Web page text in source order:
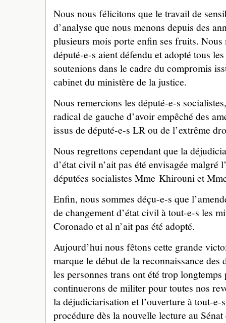
Nous nous félicitons que le travail de
d’analyse que nous menons depuis des
plusieurs mois porte enfin ses fruits. Nous
député-e-s aient défendu et adopté tous
soutenions dans le cadre du compromis
cabinet du ministère de la justice.
Nous remercions les député-e-s
radical de gauche d’avoir empêché des
issus de député-e-s LR ou de l’extrême
Nous regrettons cependant que la
d’état civil n’ait pas été envisagée malgré
députées socialistes Mme Khirouni et
Enfin, nous sommes déçu-e-s que
de changement d’état civil à tout-e-s les
Coronado et al n’ait pas été adopté.
Aujourd’hui nous fêtons cette grande
marque le début de la reconnaissance
les personnes trans ont été trop
continuerons de militer pour toutes nos
la déjudiciarisation et l’ouverture à tout-e-
procédure dès la nouvelle lecture au